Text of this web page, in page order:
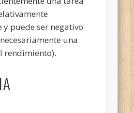
y puede ser negativo
una
rendimiento).